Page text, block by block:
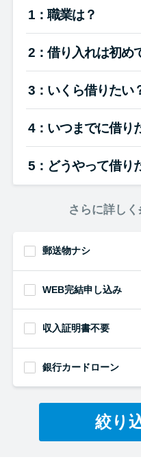
1：職業は？
2：借り入れは初め
3：いくら借りたい
4：いつまでに借り
5：どうやって借り
さらに詳し
郵送物ナシ
WEB完結申し込み
収入証明書不要
銀行カードローン
絞り